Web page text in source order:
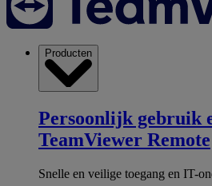
Producten
Persoonlijk gebruik
TeamViewer Remote
Snelle en veilige toegang en IT-